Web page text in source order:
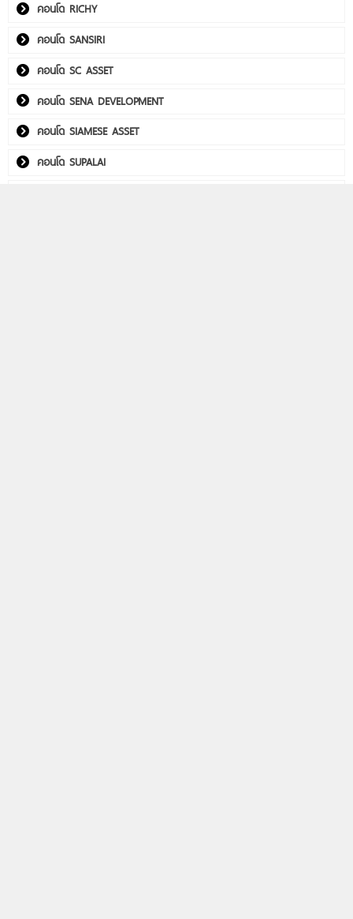
คอนโด RICHY
คอนโด SANSIRI
คอนโด SC ASSET
คอนโด SENA DEVELOPMENT
คอนโด SIAMESE ASSET
คอนโด SUPALAI